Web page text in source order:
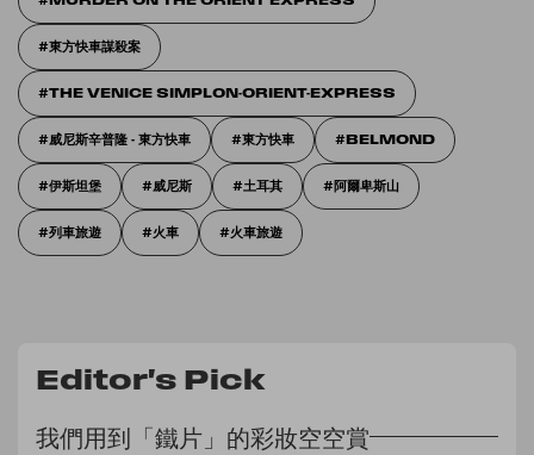
東方快車謀殺案
THE VENICE SIMPLON-ORIENT-EXPRESS
威尼斯辛普隆 - 東方快車 東方快車 BELMOND
伊斯坦堡 威尼斯 土耳其 阿爾卑斯山
列車旅遊 火車 火車旅遊
Editor's Pick
我們用到「鐵片」的彩妝空空賞